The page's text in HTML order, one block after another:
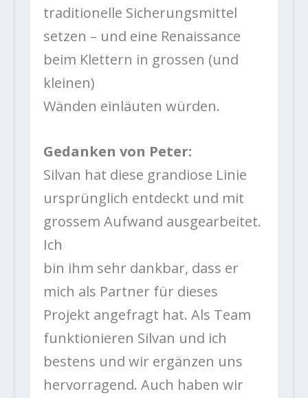
traditionelle Sicherungsmittel
setzen – und eine Renaissance
beim Klettern in grossen (und
kleinen)
Wänden einläuten würden.
Gedanken von Peter:
Silvan hat diese grandiose Linie
ursprünglich entdeckt und mit
grossem Aufwand ausgearbeitet.
Ich
bin ihm sehr dankbar, dass er
mich als Partner für dieses
Projekt angefragt hat. Als Team
funktionieren Silvan und ich
bestens und wir ergänzen uns
hervorragend. Auch haben wir